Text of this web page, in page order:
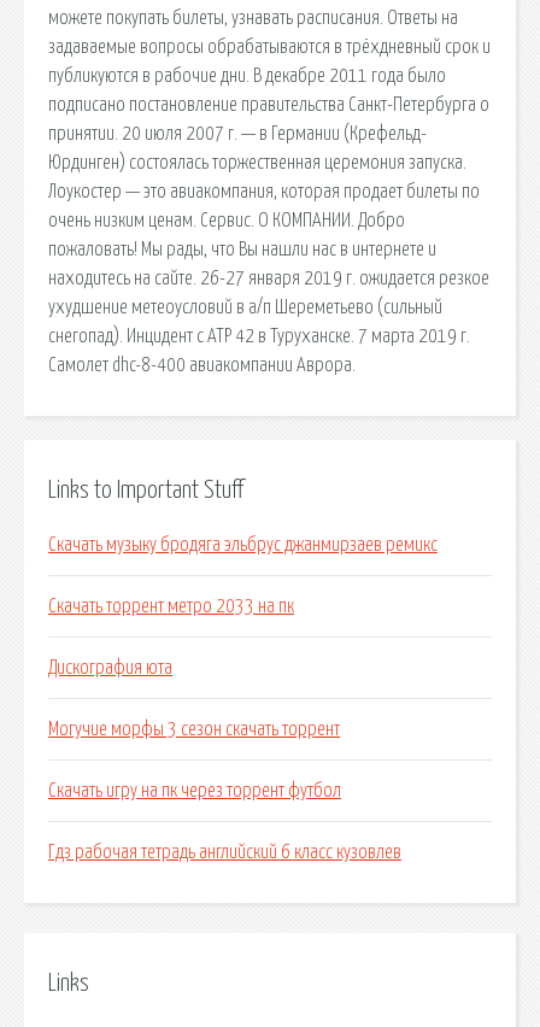
можете покупать билеты, узнавать расписания. Ответы на
задаваемые вопросы обрабатываются в трёхдневный срок и
публикуются в рабочие дни. В декабре 2011 года было
подписано постановление правительства Санкт-Петербурга о
принятии. 20 июля 2007 г. — в Германии (Крефельд-
Юрдинген) состоялась торжественная церемония запуска.
Лоукостер — это авиакомпания, которая продает билеты по
очень низким ценам. Сервис. О КОМПАНИИ. Добро
пожаловать! Мы рады, что Вы нашли нас в интернете и
находитесь на сайте. 26-27 января 2019 г. ожидается резкое
ухудшение метеоусловий в а/п Шереметьево (сильный
снегопад). Инцидент с АТР 42 в Туруханске. 7 марта 2019 г.
Самолет dhc-8-400 авиакомпании Аврора.
Links to Important Stuff
Скачать музыку бродяга эльбрус джанмирзаев ремикс
Скачать торрент метро 2033 на пк
Дискография юта
Могучие морфы 3 сезон скачать торрент
Скачать игру на пк через торрент футбол
Гдз рабочая тетрадь английский 6 класс кузовлев
Links